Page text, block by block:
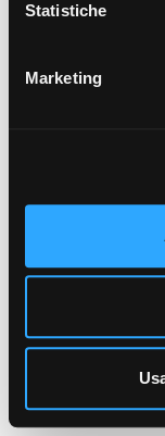
Statistiche
Marketing